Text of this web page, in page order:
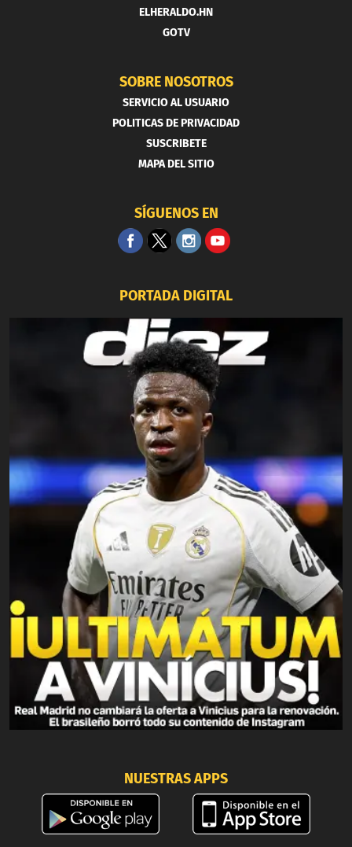
ELHERALDO.HN
GOTV
SOBRE NOSOTROS
SERVICIO AL USUARIO
POLITICAS DE PRIVACIDAD
SUSCRIBETE
MAPA DEL SITIO
SÍGUENOS EN
PORTADA DIGITAL
NUESTRAS APPS